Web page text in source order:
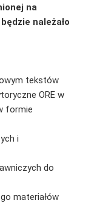
na
należało
tekstów
ORE w
formie
i
do
materiałów